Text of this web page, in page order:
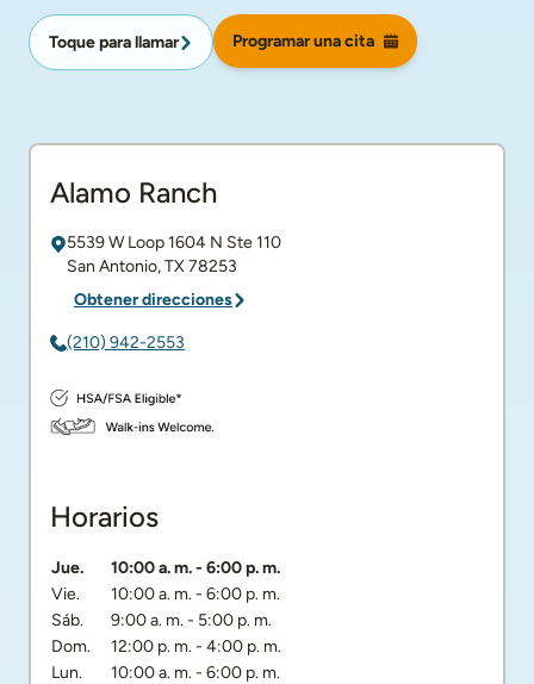
Toque para llamar Programar una cita
Alamo Ranch
5539 W Loop 1604 N Ste 110
San Antonio,TX78253
Obtener direcciones
(210) 942-2553
Horarios
Día de la semanaHorarios
Jue. 10:00 a. m.- 6:00 p. m.
Vie.
10:00 a. m.- 6:00 p. m.
Sáb.
9:00 a. m.- 5:00 p. m.
Dom.
12:00 p. m.- 4:00 p. m.
Lun.
10:00 a. m.- 6:00 p. m.